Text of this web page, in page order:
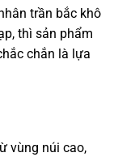
trần bắc khô
thì sản phẩm
chắn là lựa
vùng núi cao,